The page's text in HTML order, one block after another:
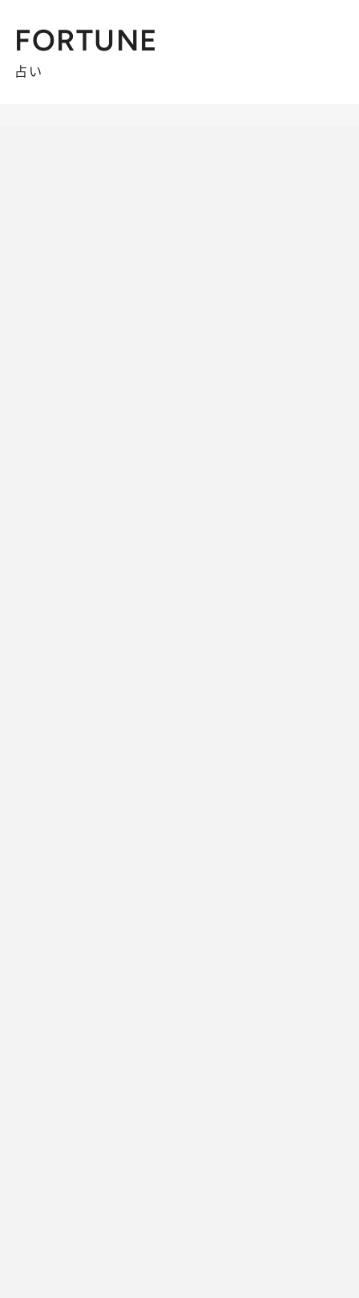
FORTUNE
占い